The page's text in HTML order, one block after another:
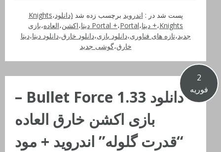
پست شد در : اندروید برچسب زده شد (دانلود،Knights
+،Knights دیتا ، Portal +،Portal دیتا ،اکشن،العاده،بازی
جدید،تازه های فناوری،دانلود بازی،دانلود خارق،دانلود دیتا،دیتا
خارق،گوشی جدید
2
فوریه
دانلود Bullet Force 1.33 –
بازی اکشن خارق العاده
“قدرت گلوله” اندروید + مود